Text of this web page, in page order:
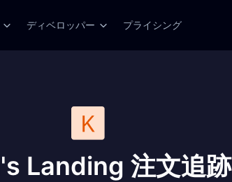
ディベロッパー プライシング
Landing 注文追跡